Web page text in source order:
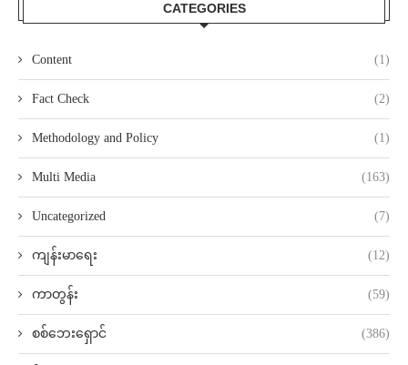
CATEGORIES
Content (1)
Fact Check (2)
Methodology and Policy (1)
Multi Media (163)
Uncategorized (7)
ကျန်းမာရေး (12)
ကာတွန်း (59)
စစ်ဘေးရှောင် (386)